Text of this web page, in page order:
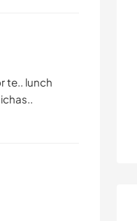
te.. lunch